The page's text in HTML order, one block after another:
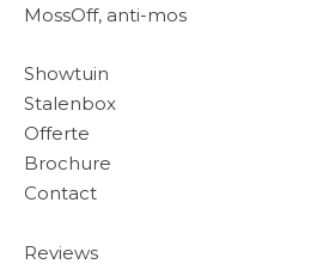
MossOff, anti-mos
Showtuin
Stalenbox
Offerte
Brochure
Contact
Reviews